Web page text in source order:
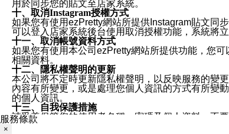
用於同步您的貼文至店家系統。
十、取消Instagram授權方式
如果您有使用ezPretty網站所提供Instagram貼文同
可以登入店家系統後台使用取消授權功能，系統將
十一、取消帳號資料方式
如果您有使用本公司ezPretty網站所提供功能，您
相關資料。
十二、隱私權聲明的更新
本公司將不定時更新隱私權聲明，以反映服務的變
內容有所變更，或是處理您個人資訊的方式有所變
的個人資訊。
十三、自我保護措施
請妥善保管您的使用者名稱、密碼及個人資料，不
窗，以防止他人讀取您的個人資料、信件或進入所機
服務條款
×